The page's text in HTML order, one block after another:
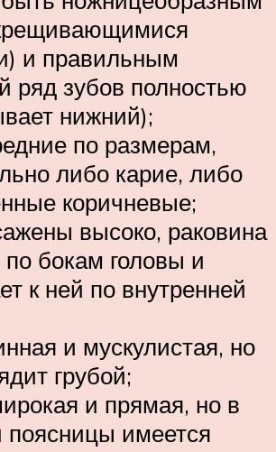
и правильным
ряд зубов полностью
нижний);
по размерам,
либо карие, либо
коричневые;
высоко, раковина
по бокам головы и
к ней по внутренней
и мускулистая, но
грубой;
и прямая, но в
поясницы имеется